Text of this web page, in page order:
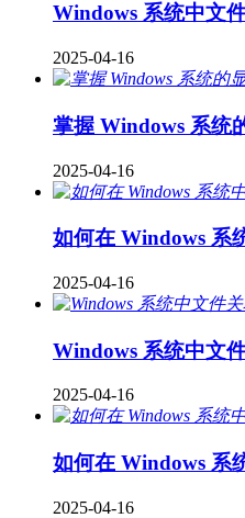
Windows 系统中文
2025-04-16
掌握 Windows 系统
2025-04-16
如何在 Windows 系
2025-04-16
Windows 系统中文
2025-04-16
如何在 Windows 系
2025-04-16